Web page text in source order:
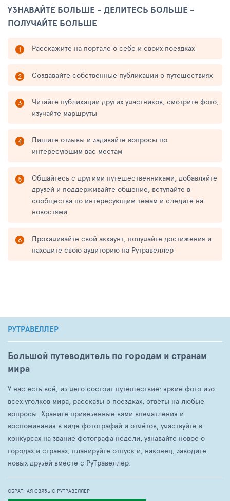
УЗНАВАЙТЕ БОЛЬШЕ - ДЕЛИТЕСЬ БОЛЬШЕ -
ПОЛУЧАЙТЕ БОЛЬШЕ
Расскажите на портале о себе и своих поездках
Создавайте собственные публикации о путешествиях
Читайте публикации других участников, смотрите фото,
изучайте маршруты
Пишите отзывы и задавайте вопросы по
интересующим вас местам
Общайтесь с другими путешественниками, добавляйте
друзей и поддерживайте общение, вступайте в
сообщества по интересующим темам и следите на
новостями
Прокачивайте свой аккаунт, получайте достижения и
находите свою аудиторию на Рутравеллер
РУТРАВЕЛЛЕР
Большой путеводитель по городам и странам
мира
У нас есть всё, из чего состоит путешествие: яркие фото изо
всех уголков мира, рассказы о поездках, ответы на любые
вопросы. Храните привезённые вами впечатления и
воспоминания в виде фотографий и отчётов, участвуйте в
конкурсах на звание фотографа недели, узнавайте новое о
городах и странах, планируйте отпуск и, наконец, заводите
новых друзей вместе с РуТравеллер.
ОБРАТНАЯ СВЯЗЬ С РУТРАВЕЛЛЕР